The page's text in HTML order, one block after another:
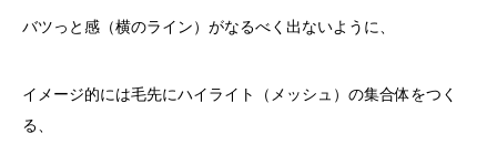
バツっと感（横のライン）がなるべく出ないように、
イメージ的には毛先にハイライト（メッシュ）の集合体をつく
る、